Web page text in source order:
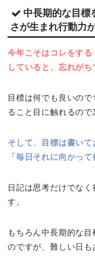
中長期的な目標
さが生まれ行動力
今年こそはコレをす
していると、忘れがち
目標は何でも良いの
ること目に触れるので
そして、目標は書いて
「毎日それに向かっ
日記は思考だけでな
す。
もちろん中長期的な
のですが、難しい日も